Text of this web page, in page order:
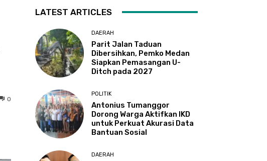
0
LATEST ARTICLES
DAERAH
Parit Jalan Taduan
Dibersihkan, Pemko Medan
Siapkan Pemasangan U-
Ditch pada 2027
POLITIK
Antonius Tumanggor
Dorong Warga Aktifkan IKD
untuk Perkuat Akurasi Data
Bantuan Sosial
DAERAH